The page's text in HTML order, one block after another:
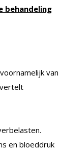
behandeling
van
en bloeddruk